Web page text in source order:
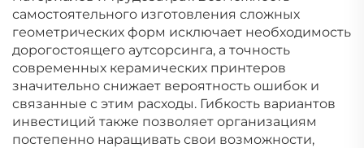
самостоятельного изготовления сложных
геометрических форм исключает необходимость
дорогостоящего аутсорсинга, а точность
современных керамических принтеров
значительно снижает вероятность ошибок и
связанные с этим расходы. Гибкость вариантов
инвестиций также позволяет организациям
постепенно наращивать свои возможности,